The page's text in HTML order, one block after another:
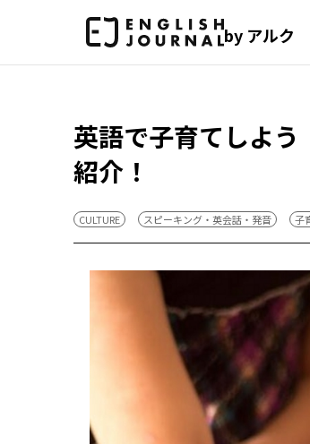
by アルク
英語で子育てしよ
紹介！
CULTURE スピーキング・英会話・発音 子